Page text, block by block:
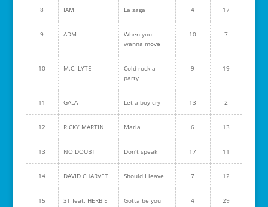
8 IAM La saga 4 17
9 ADM
When you
wanna move
10 7
10 M.C. LYTE
Cold rock a
party
9 19
11 GALA Let a boy cry 13 2
12 RICKY MARTIN Maria 6 13
13 NO DOUBT Don't speak 17 11
14 DAVID CHARVET Should I leave 7 12
15 3T feat. HERBIE Gotta be you 4 29